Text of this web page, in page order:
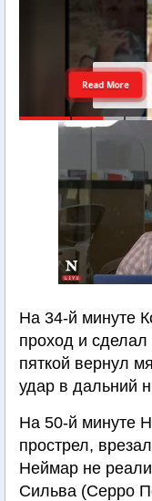
Read More
На 34-й минуте
проход и
пяткой вернул
удар в дальний
На 50-й минуте
прострел,
Неймар не
Сильва (Серро